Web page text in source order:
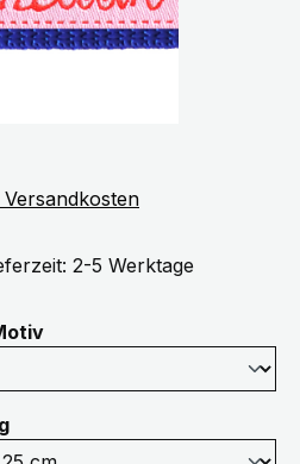
2-5 Werktage
auswählen
auswählen